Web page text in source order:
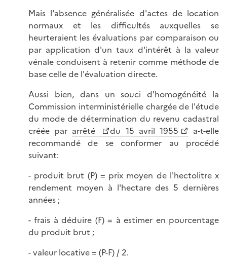
Mais l'absence généralisée d'actes de location
normaux et les difficultés auxquelles se
heurteraient les évaluations par comparaison ou
par application d'un taux d'intérêt à la valeur
vénale conduisent à retenir comme méthode de
base celle de l'évaluation directe.
Aussi bien, dans un souci d'homogénéité la
Commission interministérielle chargée de l'étude
du mode de détermination du revenu cadastral
créée par arrêté du 15 avril 1955
a-t-elle
recommandé de se conformer au procédé
suivant:
- produit brut (P) = prix moyen de l'hectolitre x
rendement moyen à l'hectare des 5 dernières
années ;
- frais à déduire (F) = à estimer en pourcentage
du produit brut ;
- valeur locative = (P-F) / 2.